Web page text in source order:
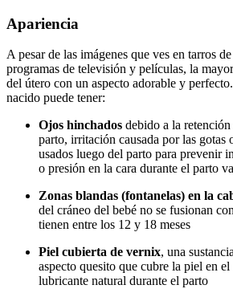
Apariencia
A pesar de las imágenes que ves en tarros
programas de televisión y películas, la
del útero con un aspecto adorable y
nacido puede tener:
Ojos hinchados debido a la
parto, irritación causada por las gotas
usados luego del parto para prevenir
o presión en la cara durante el parto
Zonas blandas (fontanelas) en la
del cráneo del bebé no se fusionan
tienen entre los 12 y 18 meses
Piel cubierta de vernix, una
aspecto quesito que cubre la piel en
lubricante natural durante el parto